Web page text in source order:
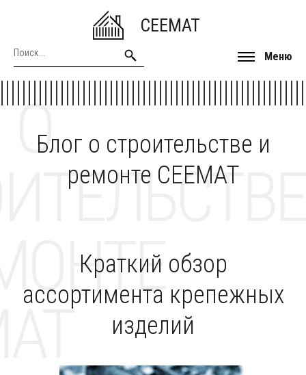
CEEMAT
Меню
Блог о строительстве и
ремонте CEEMAT
О
Краткий обзор
ассортимента крепежных
изделий